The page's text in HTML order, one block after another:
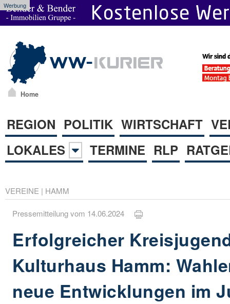
Werbung
Home
REGION POLITIK WIRTSCHAFT
LOKALES
TERMINE RLP
VEREINE | HAMM
Pressemitteilung vom 14.06.2024
Erfolgreicher
Kulturhaus Hamm:
neue Entwicklungen im